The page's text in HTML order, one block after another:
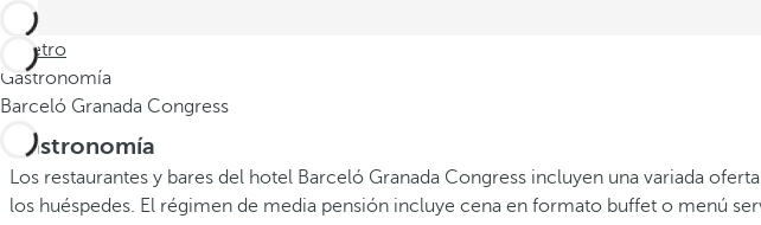
Indietro
Gastronomía
Barceló Granada Congress
Gastronomía
Los restaurantes y bares del hotel Barceló Granada Congress incluyen una variada
los huéspedes. El régimen de media pensión incluye cena en formato buffet o menú